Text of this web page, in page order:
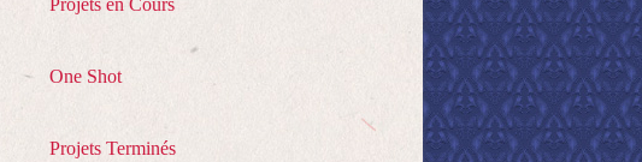
Projets en Cours
One Shot
Projets Terminés